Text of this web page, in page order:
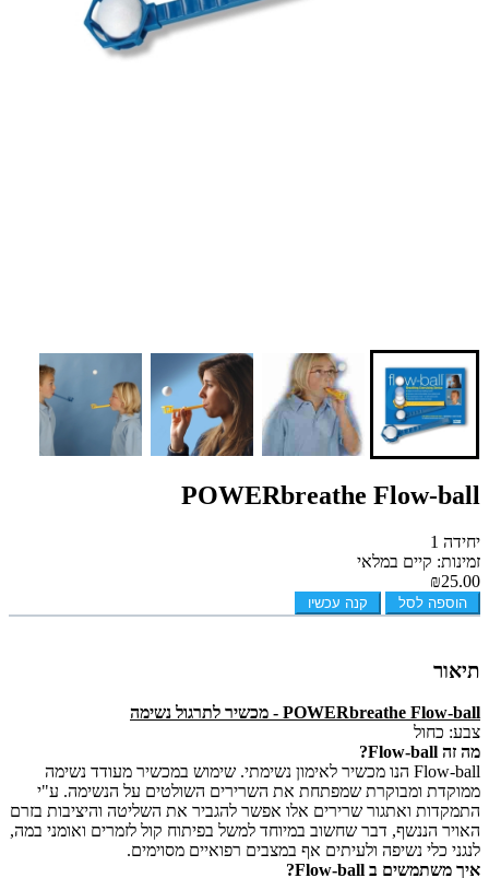
POWERbreathe Flow-ball
יחידה 1
זמינות: קיים במלאי
₪25.00
הוספה לסל קנה עכשיו
תיאור
POWERbreathe Flow-ball - מכשיר לתרגול נשימה
צבע: כחול
מה זה Flow-ball?
Flow-ball הנו מכשיר לאימון נשימתי. שימוש במכשיר מעודד נשימה
ממוקדת ומבוקרת שמפתחת את השרירים השולטים על הנשימה. ע"י
התמקדות ואתגור שרירים אלו אפשר להגביר את השליטה והיציבות בזרם
האויר הננשף, דבר שחשוב במיוחד למשל בפיתוח קול לזמרים ואומני במה,
לנגני כלי נשיפה ולעיתים אף במצבים רפואיים מסוימים.
איך משתמשים ב Flow-ball?